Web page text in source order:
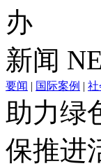
办
新闻
要闻 | 国际案例 | 社
助力绿
保推进